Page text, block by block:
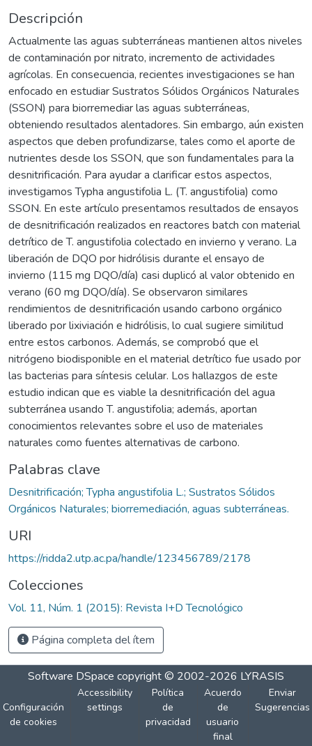
Descripción
Actualmente las aguas subterráneas mantienen altos niveles
de contaminación por nitrato, incremento de actividades
agrícolas. En consecuencia, recientes investigaciones se han
enfocado en estudiar Sustratos Sólidos Orgánicos Naturales
(SSON) para biorremediar las aguas subterráneas,
obteniendo resultados alentadores. Sin embargo, aún existen
aspectos que deben profundizarse, tales como el aporte de
nutrientes desde los SSON, que son fundamentales para la
desnitrificación. Para ayudar a clarificar estos aspectos,
investigamos Typha angustifolia L. (T. angustifolia) como
SSON. En este artículo presentamos resultados de ensayos
de desnitrificación realizados en reactores batch con material
detrítico de T. angustifolia colectado en invierno y verano. La
liberación de DQO por hidrólisis durante el ensayo de
invierno (115 mg DQO/día) casi duplicó al valor obtenido en
verano (60 mg DQO/día). Se observaron similares
rendimientos de desnitrificación usando carbono orgánico
liberado por lixiviación e hidrólisis, lo cual sugiere similitud
entre estos carbonos. Además, se comprobó que el
nitrógeno biodisponible en el material detrítico fue usado por
las bacterias para síntesis celular. Los hallazgos de este
estudio indican que es viable la desnitrificación del agua
subterránea usando T. angustifolia; además, aportan
conocimientos relevantes sobre el uso de materiales
naturales como fuentes alternativas de carbono.
Palabras clave
Desnitrificación; Typha angustifolia L.; Sustratos Sólidos
Orgánicos Naturales; biorremediación, aguas subterráneas.
URI
https://ridda2.utp.ac.pa/handle/123456789/2178
Colecciones
Vol. 11, Núm. 1 (2015): Revista I+D Tecnológico
Página completa del ítem
Software DSpace copyright © 2002-2026 LYRASIS
Configuración
de cookies
Accessibility
settings
Política
de
privacidad
Acuerdo
de
usuario
final
Enviar
Sugerencias